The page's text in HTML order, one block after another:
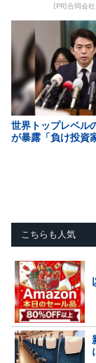
[PR]合同会
世界トップレベル
が暴露「負け投資
こちらも人気